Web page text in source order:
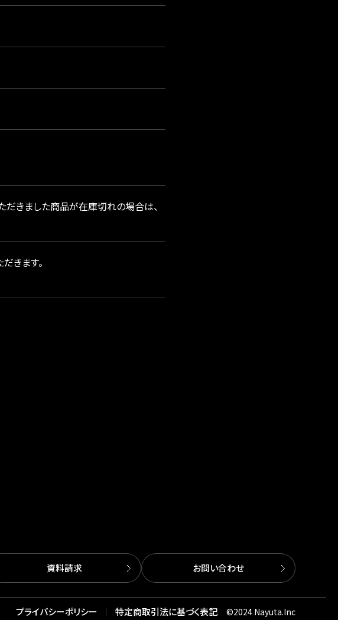
だきました商品が在庫切れの場合は、
きます。
資料請求 お問い合わせ
プライバシーポリシー 特定商取引法に基づく表記 ©︎2024 Nayuta.Inc